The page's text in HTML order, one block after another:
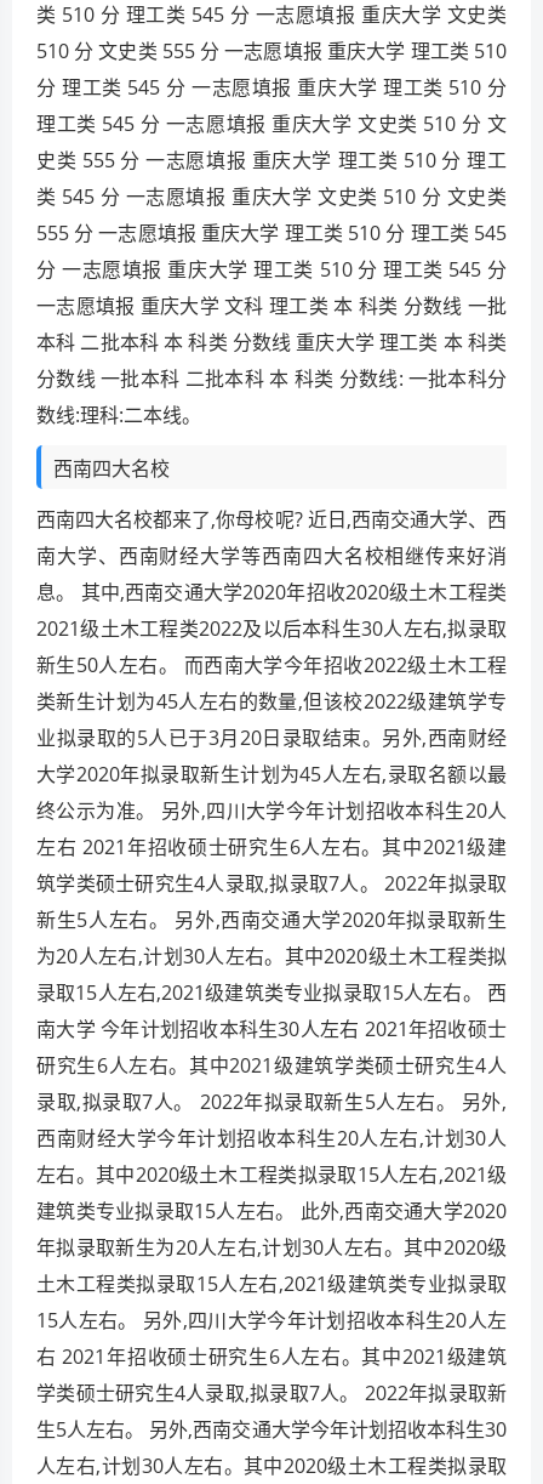
类 510 分 理工类 545 分 一志愿填报 重庆大学 文史类
510 分 文史类 555 分 一志愿填报 重庆大学 理工类 510
分 理工类 545 分 一志愿填报 重庆大学 理工类 510 分
理工类 545 分 一志愿填报 重庆大学 文史类 510 分 文
史类 555 分 一志愿填报 重庆大学 理工类 510 分 理工
类 545 分 一志愿填报 重庆大学 文史类 510 分 文史类
555 分 一志愿填报 重庆大学 理工类 510 分 理工类 545
分 一志愿填报 重庆大学 理工类 510 分 理工类 545 分
一志愿填报 重庆大学 文科 理工类 本 科类 分数线 一批
本科 二批本科 本 科类 分数线 重庆大学 理工类 本 科类
分数线 一批本科 二批本科 本 科类 分数线: 一批本科分
数线:理科:二本线。
西南四大名校
西南四大名校都来了,你母校呢? 近日,西南交通大学、西
南大学、西南财经大学等西南四大名校相继传来好消
息。 其中,西南交通大学2020年招收2020级土木工程类
2021级土木工程类2022及以后本科生30人左右,拟录取
新生50人左右。 而西南大学今年招收2022级土木工程
类新生计划为45人左右的数量,但该校2022级建筑学专
业拟录取的5人已于3月20日录取结束。另外,西南财经
大学2020年拟录取新生计划为45人左右,录取名额以最
终公示为准。 另外,四川大学今年计划招收本科生20人
左右 2021年招收硕士研究生6人左右。其中2021级建
筑学类硕士研究生4人录取,拟录取7人。 2022年拟录取
新生5人左右。 另外,西南交通大学2020年拟录取新生
为20人左右,计划30人左右。其中2020级土木工程类拟
录取15人左右,2021级建筑类专业拟录取15人左右。 西
南大学 今年计划招收本科生30人左右 2021年招收硕士
研究生6人左右。其中2021级建筑学类硕士研究生4人
录取,拟录取7人。 2022年拟录取新生5人左右。 另外,
西南财经大学今年计划招收本科生20人左右,计划30人
左右。其中2020级土木工程类拟录取15人左右,2021级
建筑类专业拟录取15人左右。 此外,西南交通大学2020
年拟录取新生为20人左右,计划30人左右。其中2020级
土木工程类拟录取15人左右,2021级建筑类专业拟录取
15人左右。 另外,四川大学今年计划招收本科生20人左
右 2021年招收硕士研究生6人左右。其中2021级建筑
学类硕士研究生4人录取,拟录取7人。 2022年拟录取新
生5人左右。 另外,西南交通大学今年计划招收本科生30
人左右,计划30人左右。其中2020级土木工程类拟录取